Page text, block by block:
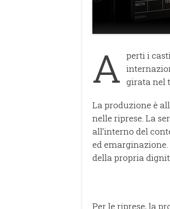
A perti i
girata nel
La produzione è
nelle riprese. La
all’interno del
ed
della propria
Per le riprese, la